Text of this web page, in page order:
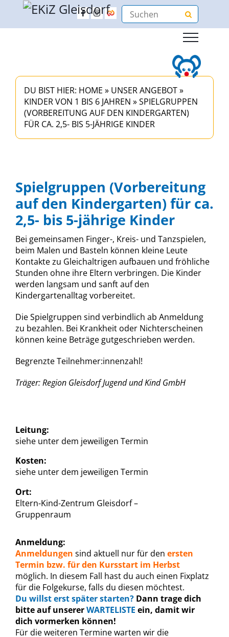
DU BIST HIER: HOME » UNSER ANGEBOT»
KINDER VON 1 BIS 6 JAHREN »SPIELGRUPPEN
(VORBEREITUNG AUF DEN KINDERGARTEN)
FÜR CA. 2,5- BIS 5-JÄHRIGE KINDER
Spielgruppen (Vorbereitung
auf den Kindergarten) für ca.
2,5- bis 5-jährige Kinder
Bei gemeinsamen Finger-, Kreis- und Tanzspielen,
beim Malen und Basteln können kleine Leute
Kontakte zu Gleichaltrigen aufbauen und fröhliche
Stunden ohne ihre Eltern verbringen. Die Kinder
werden langsam und sanft auf den
Kindergartenalltag vorbereitet.
Die Spielgruppen sind verbindlich ab Anmeldung
zu bezahlen. Bei Krankheit oder Nichterscheinen
können keine Beträge gutgeschrieben werden.
Begrenzte Teilnehmer:innenzahl!
Träger: Region Gleisdorf Jugend und Kind GmbH
Leitung:
siehe unter dem jeweiligen Termin
Kosten:
siehe unter dem jeweiligen Termin
Ort:
Eltern-Kind-Zentrum Gleisdorf –
Gruppenraum
Anmeldung:
Anmeldungen sind aktuell nur für den ersten
Termin bzw. für den Kursstart im Herbst
möglich. In diesem Fall hast du auch einen Fixplatz
für die Folgekurse, falls du diesen möchtest.
Du willst erst später starten? Dann trage dich
bitte auf unsererWARTELISTE ein, damit wir
dich vormerken können!
Für die weiteren Termine warten wir die